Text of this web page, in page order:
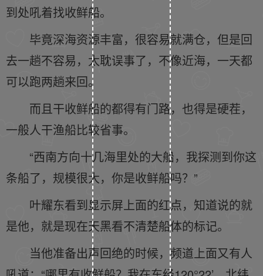
到处吼着找收鲜船。
毕竟深海资源丰富，很容易就满仓，但是回
去一趟不容易，太耽误事了，不像近海，一天都
可以跑两趟来回。
而且干收鲜船的都得有门路，也得是硬茬，
一般人干渔船比较省事。
“西南方向十几海里处的大船，我探测到你这
条船了，规模很大，你是收鲜船吗？”
叶耀东看到显示屏上面的红点，知道说的就
是他，就是现在天黑看不清楚船体的标记。
当他准备出声回绝的时候，频道上面又有人